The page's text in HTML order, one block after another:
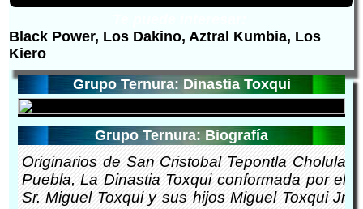
Black Power, Los Dakino, Aztral Kumbia, Los
Kiero
Grupo Ternura: Dinastia Toxqui
Grupo Ternura: Biografía
Originarios de San Cristobal Tepontla Cholula
Puebla, La Dinastia Toxqui conformada por el
Sr. Miguel Toxqui y sus hijos Miguel Toxqui Jr